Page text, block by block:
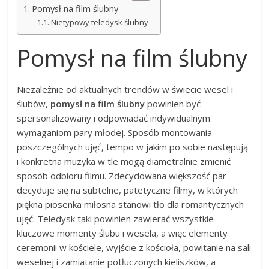
Pomysł na film ślubny
Nietypowy teledysk ślubny
Pomysł na film ślubny
Niezależnie od aktualnych trendów w świecie wesel i
ślubów, pomysł na film ślubny powinien być
spersonalizowany i odpowiadać indywidualnym
wymaganiom pary młodej. Sposób montowania
poszczególnych ujęć, tempo w jakim po sobie następują
i konkretna muzyka w tle mogą diametralnie zmienić
sposób odbioru filmu. Zdecydowana większość par
decyduje się na subtelne, patetyczne filmy, w których
piękna piosenka miłosna stanowi tło dla romantycznych
ujęć. Teledysk taki powinien zawierać wszystkie
kluczowe momenty ślubu i wesela, a więc elementy
ceremonii w kościele, wyjście z kościoła, powitanie na sali
weselnej i zamiatanie potłuczonych kieliszków, a